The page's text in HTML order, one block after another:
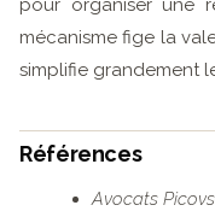
pour organiser une
mécanisme fige la
simplifie grandement
Références
Avocats